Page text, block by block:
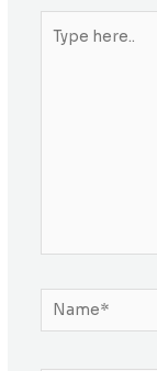
here..
Name*